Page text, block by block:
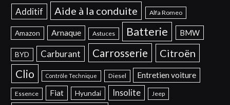
Additif Aide à la conduite Alfa Romeo
Amazon Arnaque Astuces Batterie BMW
BYD Carburant Carrosserie Citroën
Clio Contrôle Technique Diesel Entretien voiture
Essence Fiat Hyundai Insolite Jeep